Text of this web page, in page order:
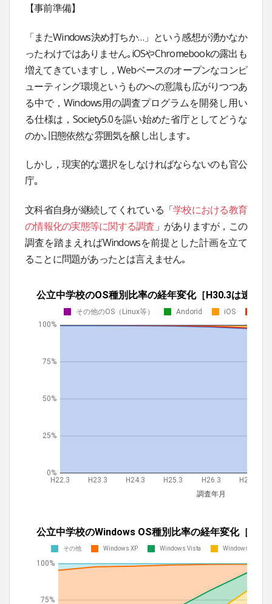
【事前準備】
「またWindows決め打ちか…」という感想が湧かなか
ったわけではありません｡iOSやChromebookの露出も
増えてきていますし，Webベースのオープンなコンピ
ューティング環境というものへの意識も広がりつつあ
る中で，Windows用の調査プログラムを開発し用い
る仕様は，Society5.0を謳い始めた省庁としてどうな
のか｡旧態依然な雰囲気を醸し出します｡
しかし，現実的な選択をしなければならないのも官公
庁｡
文科省自身が継続してくれている「学校における教育
の情報化の実態等に関する調査 」がありますが，この
調査を踏まえればWindowsを前提とした計画を立て
ることに問題があったとは言えません｡